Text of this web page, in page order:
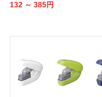
132 ～ 385円